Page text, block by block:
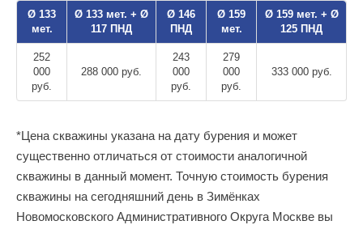
Ø 133
мет.
Ø 133 мет. + Ø
117 ПНД
Ø 146
ПНД
Ø 159
мет.
Ø 159 мет. + Ø
125 ПНД
252
000
руб.
288 000 руб.
243
000
руб.
279
000
руб.
333 000 руб.
*Цена скважины указана на дату бурения и может
существенно отличаться от стоимости аналогичной
скважины в данный момент. Точную стоимость бурения
скважины на сегодняшний день в Зимёнках
Новомосковского Административного Округа Москве вы